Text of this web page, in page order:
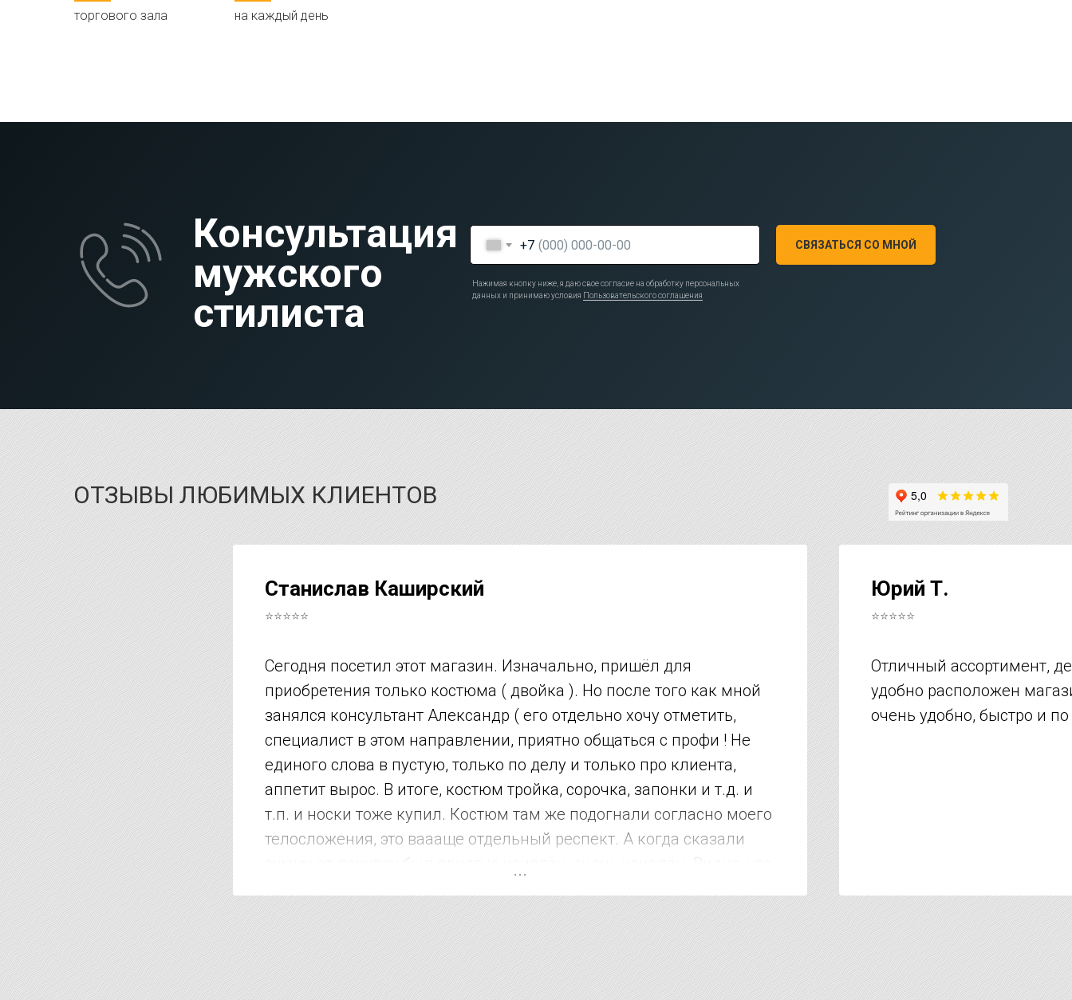
на каждый день
торгового зала
Консультация
мужского
стилиста
+7 СВЯЗАТЬСЯ СО МНОЙ
Нажимая кнопку ниже, я даю свое согласие на обработку персональных
данных и принимаю условия Пользовательского соглашения
ОТЗЫВЫ ЛЮБИМЫХ КЛИЕНТОВ
Станислав Каширский
⭐⭐⭐⭐⭐
Сегодня посетил этот магазин. Изначально, пришёл для
приобретения только костюма ( двойка ). Но после того как мной
занялся консультант Александр ( его отдельно хочу отметить,
специалист в этом направлении, приятно общаться с профи ! Не
единого слова в пустую, только по делу и только про клиента,
аппетит вырос. В итоге, костюм тройка, сорочка, запонки и т.д. и
т.п. и носки тоже купил. Костюм там же подогнали согласно моего
телосложения, это ваааще отдельный респект. А когда сказали
дороже. Короче рекомендую !!!!! Магазин супер !!!
Юрий Т.
⭐⭐⭐⭐⭐
Отличный ассортимент,
удобно расположен
очень удобно, быстро и